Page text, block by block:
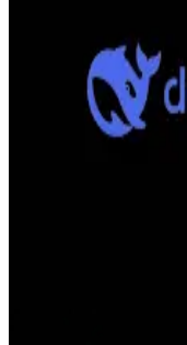
DeepSeek-V4 是
於 2026 年 4 月 24
Pro 與 DeepSeek-